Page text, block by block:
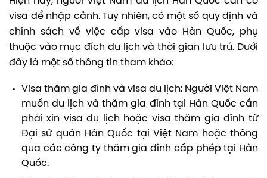
visa để nhập cảnh. Tuy nhiên, có một số quy định và
chính sách về việc cấp visa vào Hàn Quốc, phụ
thuộc vào mục đích du lịch và thời gian lưu trú. Dưới
đây là một số thông tin tham khảo:
Visa thăm gia đình và visa du lịch: Người Việt Nam
muốn du lịch và thăm gia đình tại Hàn Quốc cần
phải xin visa du lịch hoặc visa thăm gia đình từ
Đại sứ quán Hàn Quốc tại Việt Nam hoặc thông
qua các công ty thăm gia đình cấp phép tại Hàn
Quốc.